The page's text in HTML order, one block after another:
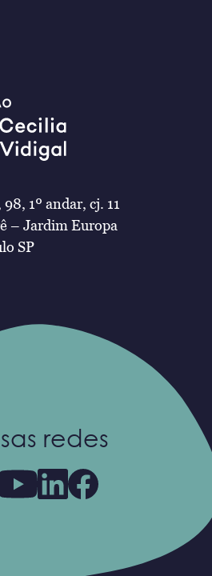
1º andar, cj. 11
– Jardim Europa
SP
redes